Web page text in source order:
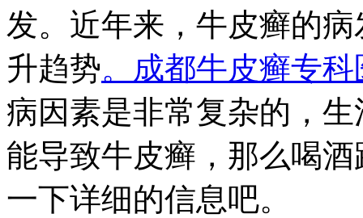
发。近年来，牛皮癣的
升趋势。成都牛皮癣专科
病因素是非常复杂的，
能导致牛皮癣，那么喝
一下详细的信息吧。